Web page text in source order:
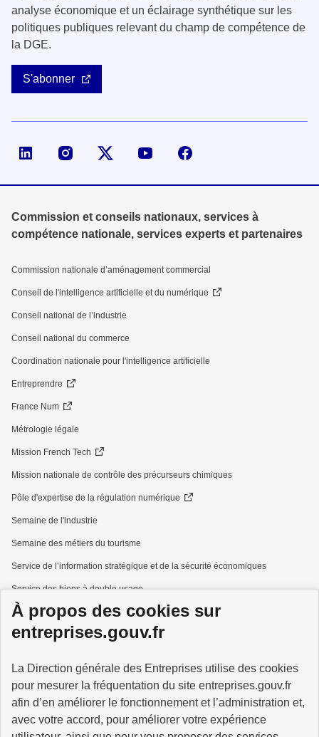
À propos des cookies sur
entreprises.gouv.fr
La Direction générale des Entreprises utilise des cookies
pour mesurer la fréquentation du site entreprises.gouv.fr
afin d’en améliorer le fonctionnement et l’administration et,
avec votre accord, pour améliorer votre expérience
analyse économique et un éclairage synthétique sur les
politiques publiques relevant du champ de compétence de
la DGE.
S'abonner
Page LinkedIn de la DGECompte X (ex-Twitter) de la DGE
Commission et conseils nationaux, services à
compétence nationale, services experts et partenaires
Commission nationale d’aménagement commercial
Conseil de l'intelligence artificielle et du numérique
Conseil national de l’industrie
Conseil national du commerce
Coordination nationale pour l'intelligence artificielle
Entreprendre
France Num
Métrologie légale
Mission French Tech
Mission nationale de contrôle des précurseurs chimiques
Pôle d'expertise de la régulation numérique
Semaine de l'industrie
Semaine des métiers du tourisme
Service de l’information stratégique et de la sécurité économiques
Service des biens à double usage
Services à la personne
GOUVERNEMENT